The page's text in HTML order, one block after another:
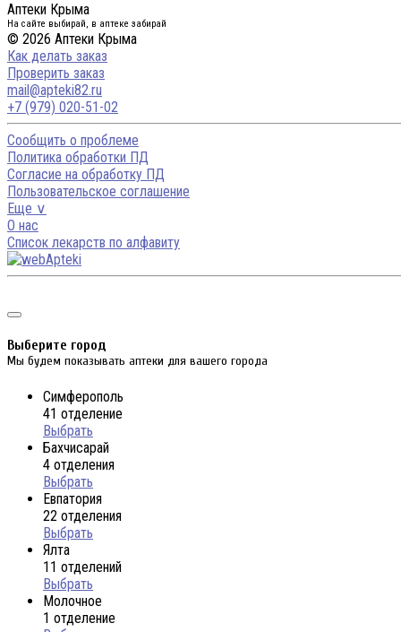
Аптеки Крыма
На сайте выбирай, в аптеке забирай
© 2026 Аптеки Крыма
Как делать заказ
Проверить заказ
mail@apteki82.ru
+7 (979) 020-51-02
Сообщить о проблеме
Политика обработки ПД
Согласие на обработку ПД
Пользовательское соглашение
Еще ∨
О нас
Список лекарств по алфавиту
Выберите город
Мы будем показывать аптеки для вашего города
Симферополь
41 отделение
Выбрать
Бахчисарай
4 отделения
Выбрать
Евпатория
22 отделения
Выбрать
Ялта
11 отделений
Выбрать
Молочное
1 отделение